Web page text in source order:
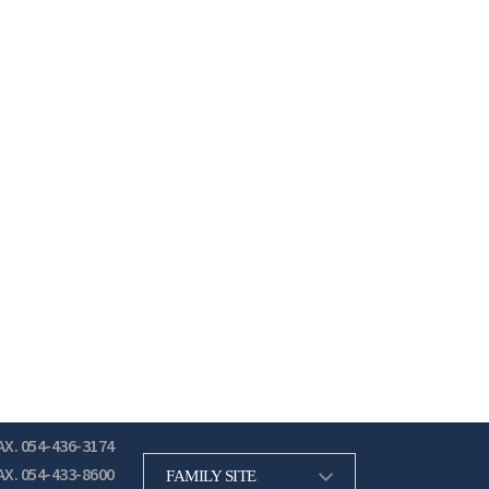
054-436-3174
054-433-8600
FAMILY SITE